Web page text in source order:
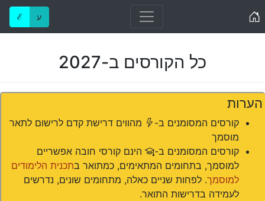
ℰ ע
כל הקורסים ב-2027
הערות
קורסים המסומנים ב- (*)
מהווים דרישת קדם לרישום לתאר
מוסמך
קורסים המסומנים ב-
(#)
הינם קורסי חובה אפשריים
למוסמך, בתחומים המתאימים, כמתואר בתכנית הלימודים
למוסמך. לפחות שניים כאלה, מתחומים שונים, נדרשים
לעמידה בדרישות התואר.